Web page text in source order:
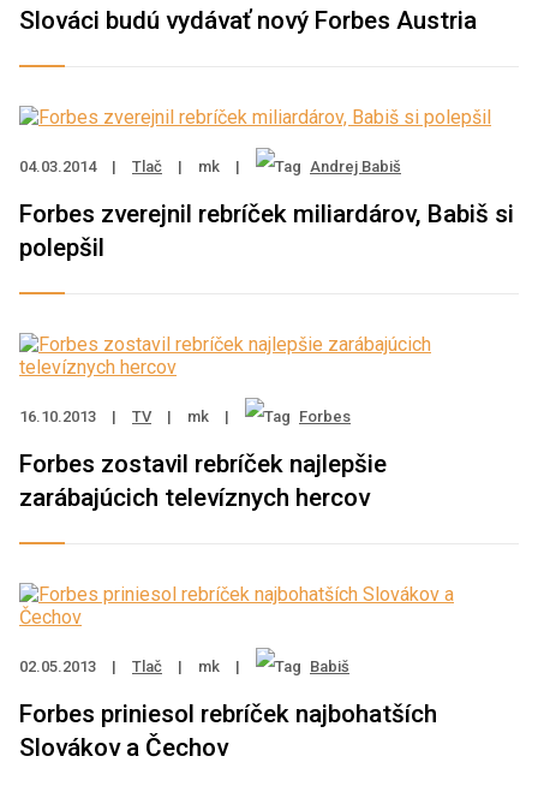
Slováci budú vydávať nový Forbes Austria
04.03.2014 | Tlač | mk | Andrej Babiš
Forbes zverejnil rebríček miliardárov, Babiš si
polepšil
16.10.2013 | TV | mk | Forbes
Forbes zostavil rebríček najlepšie
zarábajúcich televíznych hercov
02.05.2013 | Tlač | mk | Babiš
Forbes priniesol rebríček najbohatších
Slovákov a Čechov